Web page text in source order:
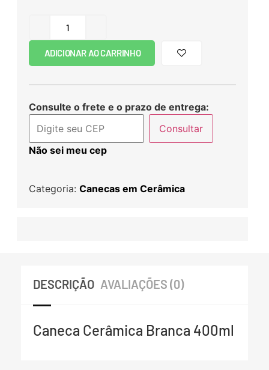
ADICIONAR AO CARRINHO
Consulte o frete e o prazo de entrega:
Consultar
Não sei meu cep
Categoria: Canecas em Cerâmica
DESCRIÇÃO AVALIAÇÕES (0)
Caneca Cerâmica Branca 400ml